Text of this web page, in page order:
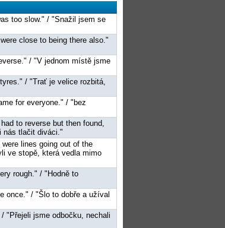
too slow." / "Snažil jsem se
close to being there also."
/ "V jednom místě jsme
/ "Trať je velice rozbitá,
for everyone." / "bez
to reverse but then found,
nás tlačit diváci."
lines going out of the
ve stopě, která vedla mimo
rough." / "Hodně to
once." / "Šlo to dobře a užíval
"Přejeli jsme odbočku, nechali